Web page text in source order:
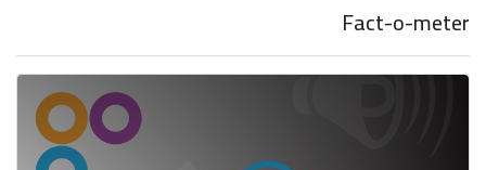
Fact-o-meter